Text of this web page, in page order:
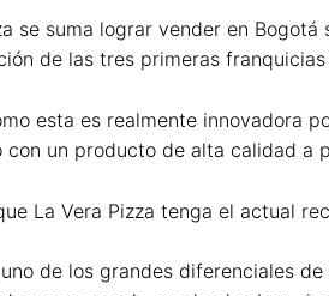
se suma lograr vender en
de las tres primeras franquicias
esta es realmente innovadora
un producto de alta calidad a
La Vera Pizza tenga el actual
de los grandes diferenciales